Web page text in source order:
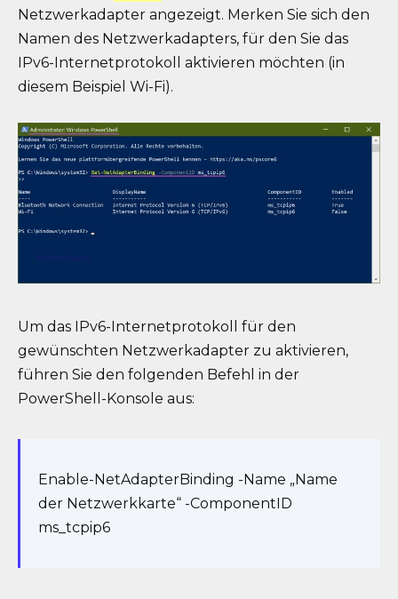
Netzwerkadapter angezeigt. Merken Sie sich den
Namen des Netzwerkadapters, für den Sie das
IPv6-Internetprotokoll aktivieren möchten (in
diesem Beispiel Wi-Fi).
Um das IPv6-Internetprotokoll für den
gewünschten Netzwerkadapter zu aktivieren,
führen Sie den folgenden Befehl in der
PowerShell-Konsole aus:
Enable-NetAdapterBinding -Name „Name
der Netzwerkkarte“ -ComponentID
ms_tcpip6